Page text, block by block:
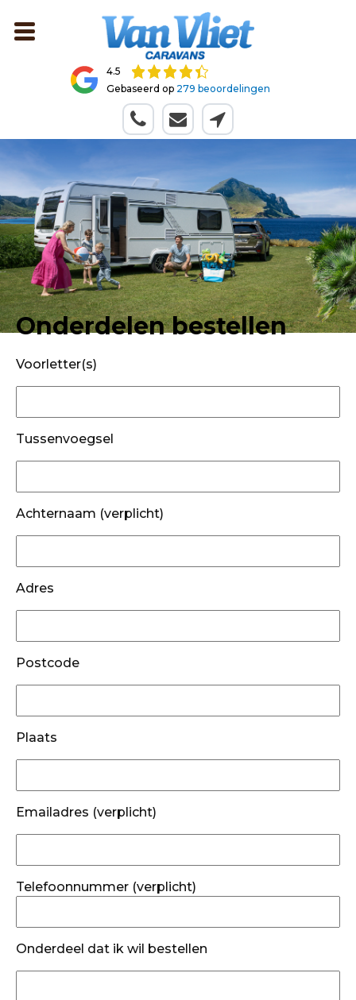
4.5
Gebaseerd op 279 beoordelingen
Onderdelen bestellen
Voorletter(s)
Tussenvoegsel
Achternaam (verplicht)
Adres
Postcode
Plaats
Emailadres (verplicht)
Telefoonnummer (verplicht)
Onderdeel dat ik wil bestellen